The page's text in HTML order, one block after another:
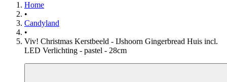
Home
•
Candyland
•
Viv! Christmas Kerstbeeld - IJshoorn Gingerbread Huis incl.
LED Verlichting - pastel - 28cm